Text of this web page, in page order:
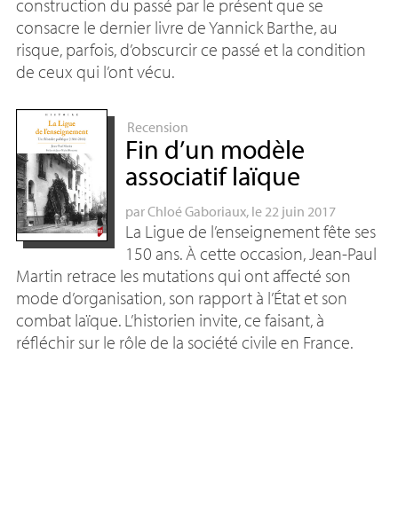
construction du passé par le présent que se
consacre le dernier livre de Yannick Barthe, au
risque, parfois, d’obscurcir ce passé et la condition
de ceux qui l’ont vécu.
Recension
Fin d’un modèle
associatif laïque
parChloé Gaboriaux, le 22 juin 2017
La Ligue de l’enseignement fête ses
150 ans. À cette occasion, Jean-Paul
Martin retrace les mutations qui ont affecté son
mode d’organisation, son rapport à l’État et son
combat laïque. L’historien invite, ce faisant, à
réfléchir sur le rôle de la société civile en France.